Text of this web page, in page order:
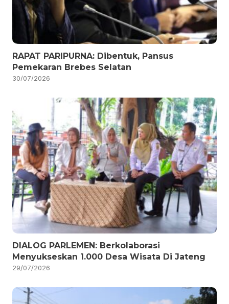
RAPAT PARIPURNA: Dibentuk, Pansus
Pemekaran Brebes Selatan
30/07/2026
DIALOG PARLEMEN: Berkolaborasi
Menyukseskan 1.000 Desa Wisata Di Jateng
29/07/2026